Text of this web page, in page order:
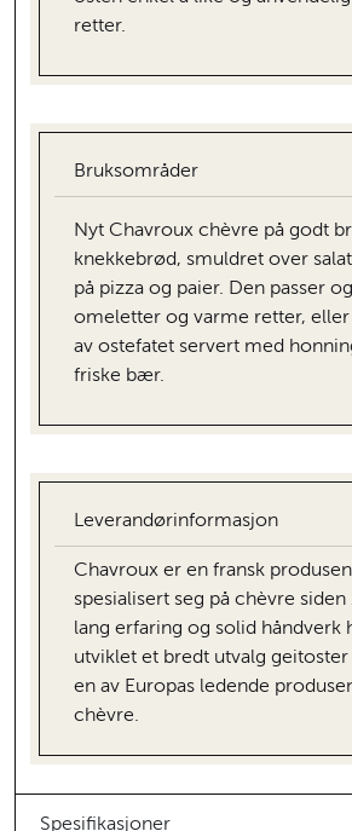
retter.
Bruksområder
Nyt Chavroux chèvre på godt
knekkebrød, smuldret over
på pizza og paier. Den passer
omeletter og varme retter,
av ostefatet servert med
friske bær.
Leverandørinformasjon
Chavroux er en fransk
spesialisert seg på chèvre siden
lang erfaring og solid håndverk
utviklet et bredt utvalg geitoster
en av Europas ledende
chèvre.
Spesifikasjoner